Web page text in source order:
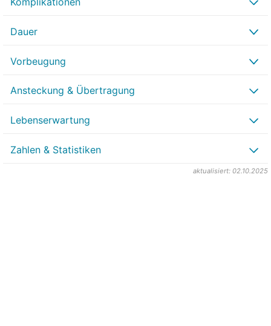
Dauer
Vorbeugung
Ansteckung & Übertragung
Lebenserwartung
Zahlen & Statistiken
aktualisiert: 02.10.2025